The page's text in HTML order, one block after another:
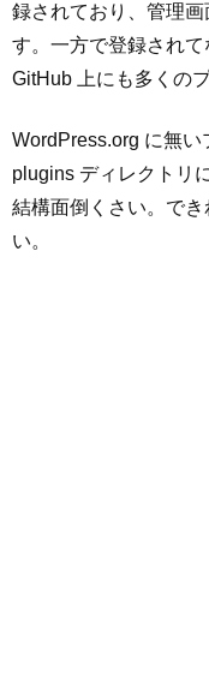
録されており、管理
す。一方で登録され
GitHub 上にも多くの
WordPress.org に無
plugins ディレクトリ
結構面倒くさい。で
い。